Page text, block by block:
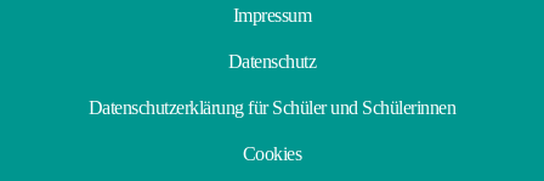
Impressum
Datenschutz
Datenschutzerklärung für Schüler und Schülerinnen
Cookies